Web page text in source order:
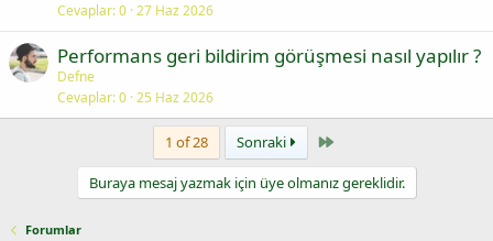
Cevaplar 0 27 Haz 2026
Performans geri bildirim görüşmesi nasıl yapılır ?
Defne
Cevaplar 0 25 Haz 2026
1 of 28 Sonraki Last
Buraya mesaj yazmak için üye olmanız gereklidir.
Forumlar